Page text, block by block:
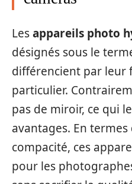
Lesappareils photo
désignés sous le
différencient par leur
particulier.
pas de miroir, ce qui
avantages. En
compacité, ces
pour les